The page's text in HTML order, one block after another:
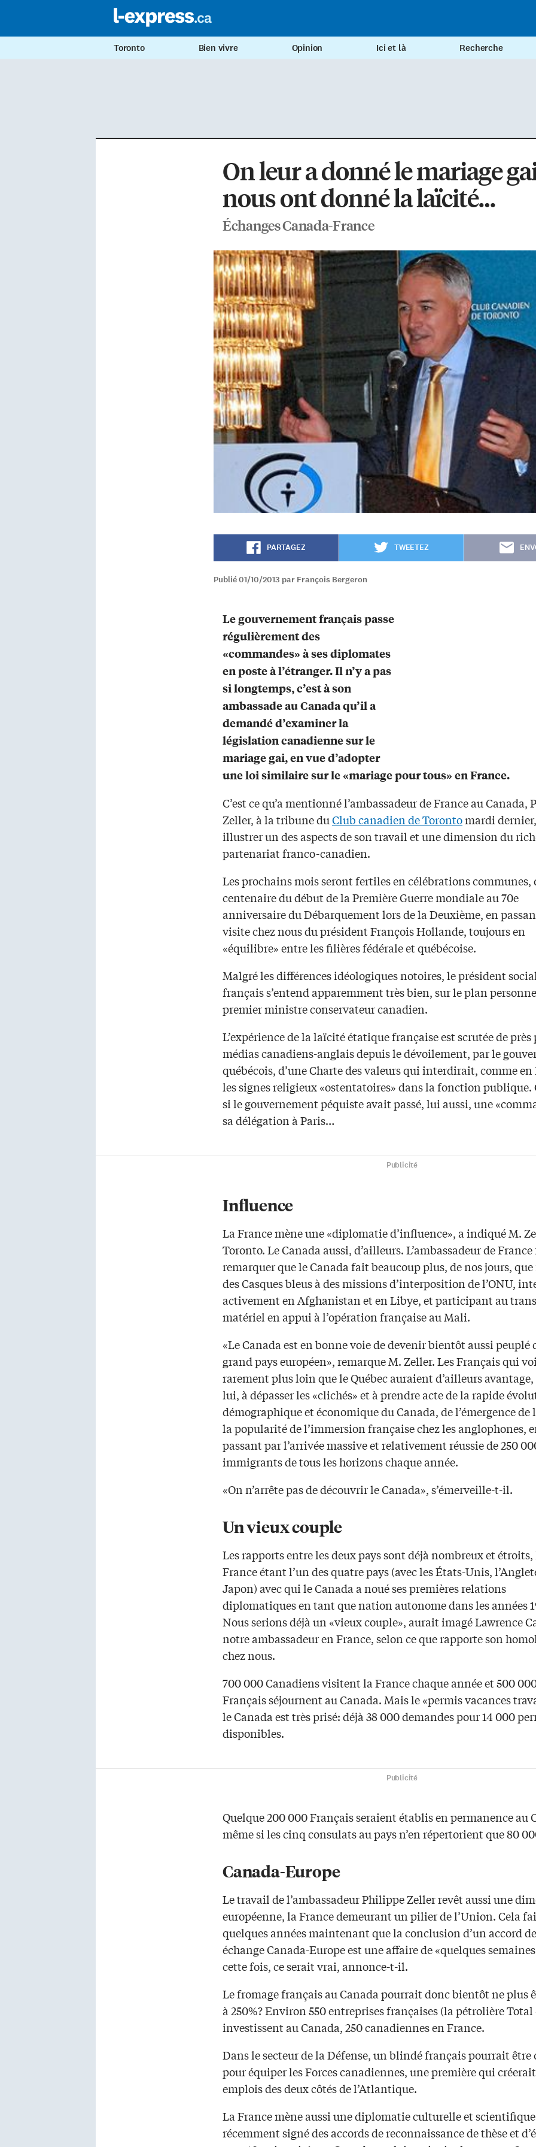
Toronto Bien vivre Opinion Ici et là Recherche
On leur a donné le mariage
nous ont donné la laïcité…
Échanges Canada-France
PARTAGEZ TWEETEZ
Publié 01/10/2013 par François Bergeron
Le gouvernement français passe
régulièrement des
«commandes» à ses diplomates
en poste à l’étranger. Il n’y a pas
si longtemps, c’est à son
ambassade au Canada qu’il a
demandé d’examiner la
législation canadienne sur le
mariage gai, en vue d’adopter
une loi similaire sur le «mariage pour tous» en France.
C’est ce qu’a mentionné l’ambassadeur de France au Canada,
Zeller, à la tribune duClub canadien de Torontomardi
illustrer un des aspects de son travail et une dimension du
partenariat franco-canadien.
Les prochains mois seront fertiles en célébrations communes,
centenaire du début de la Première Guerre mondiale au 70e
anniversaire du Débarquement lors de la Deuxième, en
visite chez nous du président François Hollande, toujours en
«équilibre» entre les filières fédérale et québécoise.
Malgré les différences idéologiques notoires, le président
français s’entend apparemment très bien, sur le plan
premier ministre conservateur canadien.
L’expérience de la laïcité étatique française est scrutée de près
médias canadiens-anglais depuis le dévoilement, par le
québécois, d’une Charte des valeurs qui interdirait, comme en
les signes religieux «ostentatoires» dans la fonction publique.
si le gouvernement péquiste avait passé, lui aussi, une
sa délégation à Paris…
Publicité
Influence
La France mène une «diplomatie d’influence», a indiqué M.
Toronto. Le Canada aussi, d’ailleurs. L’ambassadeur de
remarquer que le Canada fait beaucoup plus, de nos jours,
des Casques bleus à des missions d’interposition de l’ONU,
activement en Afghanistan et en Libye, et participant au
matériel en appui à l’opération française au Mali.
«Le Canada est en bonne voie de devenir bientôt aussi peuplé
grand pays européen», remarque M. Zeller. Les Français qui
rarement plus loin que le Québec auraient d’ailleurs avantage,
lui, à dépasser les «clichés» et à prendre acte de la rapide
démographique et économique du Canada, de l’émergence de
la popularité de l’immersion française chez les anglophones,
passant par l’arrivée massive et relativement réussie de 250
immigrants de tous les horizons chaque année.
«On n’arrête pas de découvrir le Canada», s’émerveille-t-il.
Un vieux couple
Les rapports entre les deux pays sont déjà nombreux et étroits,
France étant l’un des quatre pays (avec les États-Unis,
Japon) avec qui le Canada a noué ses premières relations
diplomatiques en tant que nation autonome dans les années
Nous serions déjà un «vieux couple», aurait imagé Lawrence
notre ambassadeur en France, selon ce que rapporte son
chez nous.
700 000 Canadiens visitent la France chaque année et 500
Français séjournent au Canada. Mais le «permis vacances
le Canada est très prisé: déjà 38 000 demandes pour 14 000
disponibles.
Publicité
Quelque 200 000 Français seraient établis en permanence au
même si les cinq consulats au pays n’en répertorient que 80
Canada-Europe
Le travail de l’ambassadeur Philippe Zeller revêt aussi une
européenne, la France demeurant un pilier de l’Union. Cela
quelques années maintenant que la conclusion d’un accord
échange Canada-Europe est une affaire de «quelques
cette fois, ce serait vrai, annonce-t-il.
Le fromage français au Canada pourrait donc bientôt ne plus
à 250%? Environ 550 entreprises françaises (la pétrolière Total
investissent au Canada, 250 canadiennes en France.
Dans le secteur de la Défense, un blindé français pourrait être
pour équiper les Forces canadiennes, une première qui
emplois des deux côtés de l’Atlantique.
La France mène aussi une diplomatie culturelle et
récemment signé des accords de reconnaissance de thèse et